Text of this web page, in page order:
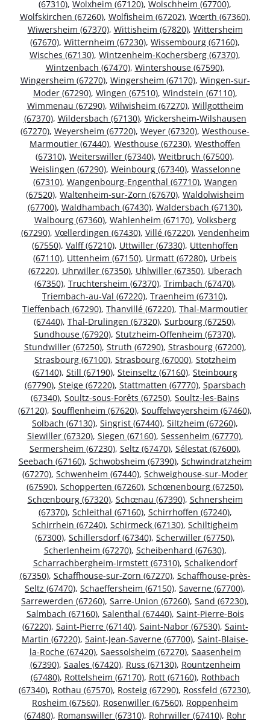
(67310), Wolxheim (67120), Wolschheim (67700),
Wolfskirchen (67260), Wolfisheim (67202), Wœrth (67360),
Wiwersheim (67370), Wittisheim (67820), Wittersheim
(67670), Witternheim (67230), Wissembourg (67160),
Wisches (67130), Wintzenheim-Kochersberg (67370),
Wintzenbach (67470), Wintershouse (67590),
Wingersheim (67270), Wingersheim (67170), Wingen-sur-
Moder (67290), Wingen (67510), Windstein (67110),
Wimmenau (67290), Wilwisheim (67270), Willgottheim
(67370), Wildersbach (67130), Wickersheim-Wilshausen
(67270), Weyersheim (67720), Weyer (67320), Westhouse-
Marmoutier (67440), Westhouse (67230), Westhoffen
(67310), Weiterswiller (67340), Weitbruch (67500),
Weislingen (67290), Weinbourg (67340), Wasselonne
(67310), Wangenbourg-Engenthal (67710), Wangen
(67520), Waltenheim-sur-Zorn (67670), Waldolwisheim
(67700), Waldhambach (67430), Waldersbach (67130),
Walbourg (67360), Wahlenheim (67170), Volksberg
(67290), Vœllerdingen (67430), Villé (67220), Vendenheim
(67550), Valff (67210), Uttwiller (67330), Uttenhoffen
(67110), Uttenheim (67150), Urmatt (67280), Urbeis
(67220), Uhrwiller (67350), Uhlwiller (67350), Uberach
(67350), Truchtersheim (67370), Trimbach (67470),
Triembach-au-Val (67220), Traenheim (67310),
Tieffenbach (67290), Thanvillé (67220), Thal-Marmoutier
(67440), Thal-Drulingen (67320), Surbourg (67250),
Sundhouse (67920), Stutzheim-Offenheim (67370),
Stundwiller (67250), Struth (67290), Strasbourg (67200),
Strasbourg (67100), Strasbourg (67000), Stotzheim
(67140), Still (67190), Steinseltz (67160), Steinbourg
(67790), Steige (67220), Stattmatten (67770), Sparsbach
(67340), Soultz-sous-Forêts (67250), Soultz-les-Bains
(67120), Soufflenheim (67620), Souffelweyersheim (67460),
Solbach (67130), Singrist (67440), Siltzheim (67260),
Siewiller (67320), Siegen (67160), Sessenheim (67770),
Sermersheim (67230), Seltz (67470), Sélestat (67600),
Seebach (67160), Schwobsheim (67390), Schwindratzheim
(67270), Schwenheim (67440), Schweighouse-sur-Moder
(67590), Schopperten (67260), Schœnenbourg (67250),
Schœnbourg (67320), Schœnau (67390), Schnersheim
(67370), Schleithal (67160), Schirrhoffen (67240),
Schirrhein (67240), Schirmeck (67130), Schiltigheim
(67300), Schillersdorf (67340), Scherwiller (67750),
Scherlenheim (67270), Scheibenhard (67630),
Scharrachbergheim-Irmstett (67310), Schalkendorf
(67350), Schaffhouse-sur-Zorn (67270), Schaffhouse-près-
Seltz (67470), Schaeffersheim (67150), Saverne (67700),
Sarrewerden (67260), Sarre-Union (67260), Sand (67230),
Salmbach (67160), Salenthal (67440), Saint-Pierre-Bois
(67220), Saint-Pierre (67140), Saint-Nabor (67530), Saint-
Martin (67220), Saint-Jean-Saverne (67700), Saint-Blaise-
la-Roche (67420), Saessolsheim (67270), Saasenheim
(67390), Saales (67420), Russ (67130), Rountzenheim
(67480), Rottelsheim (67170), Rott (67160), Rothbach
(67340), Rothau (67570), Rosteig (67290), Rossfeld (67230),
Rosheim (67560), Rosenwiller (67560), Roppenheim
(67480), Romanswiller (67310), Rohrwiller (67410), Rohr